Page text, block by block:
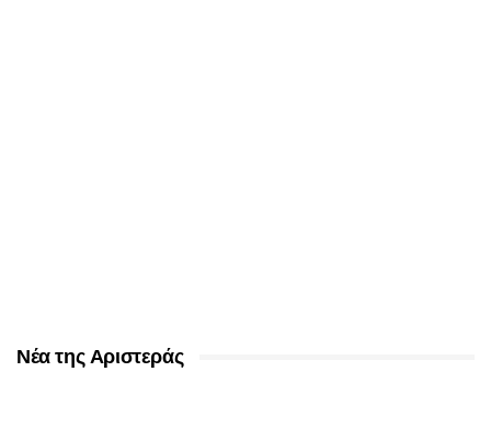
Νέα της Αριστεράς